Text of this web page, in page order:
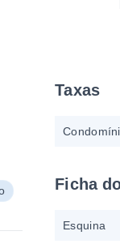
Taxas
Ficha
Esquina